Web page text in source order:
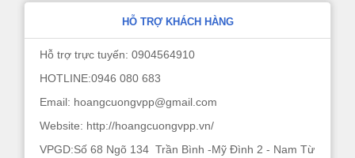
HỖ TRỢ KHÁCH HÀNG
Hỗ trợ trực tuyến: 0904564910
HOTLINE:0946 080 683
Email: hoangcuongvpp@gmail.com
Website: http://hoangcuongvpp.vn/
VPGD:Số 68 Ngõ 134 Trần Bình -Mỹ Đình 2 - Nam Từ